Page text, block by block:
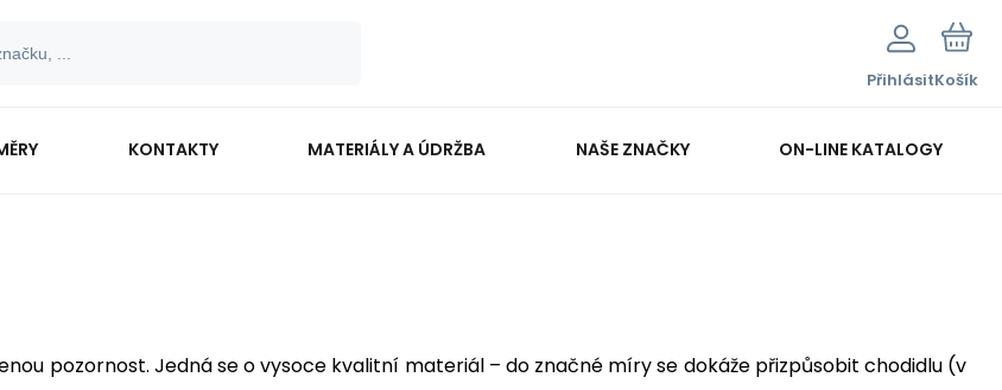
PřihlásitKošík
KONTAKTY MATERIÁLY A ÚDRŽBA NAŠE ZNAČKY ON-LINE KATALOGY
pozornost. Jedná se o vysoce kvalitní materiál – do značné míry se dokáže přizpůsobit chodidlu (v